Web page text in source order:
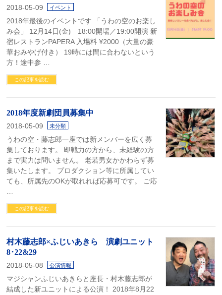
2018-05-09 イベント
2018年最後のイベントです 「うわの空のお楽し
み会」 12月14日(金) 18:00開場／19:00開演 新
宿レストランPAPERA 入場料 ¥2000（大量の豪
華おみやげ付き） 19時には間に合わないという
方！途中参 …
この記事を読む
2018年度新劇団員募集中
2018-05-09 未分類
うわの空・藤志郎一座では新メンバーを広く募
集しております。 即戦力の方から、未経験の方
まで実力は問いません。 老若男女かかわらず募
集いたします。 プロダクション等に所属してい
ても、所属先のOKが取れれば応募可です。 ご応
この記事を読む
村木藤志郎×ふじいあきら 演劇ユニット
8･22&29
2018-05-08 公演情報
マジシャンふじいあきらと座長・村木藤志郎が
結成した新ユニットによる公演！ 2018年8月22